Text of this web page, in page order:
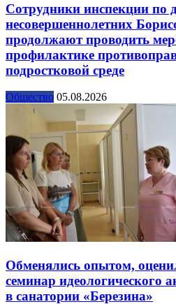
Сотрудники инспекции по
несовершеннолетних
продолжают проводить
профилактике
подростковой среде
Общество 05.08.2026
Обменялись опытом,
семинар идеологического
в санатории «Березина»